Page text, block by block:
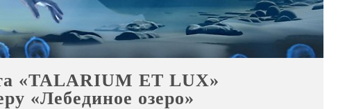
«TALARIUM ET LUX»
«Лебединое озеро»